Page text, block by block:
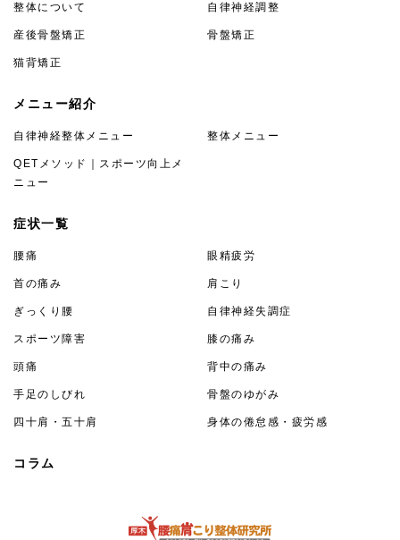
整体について 自律神経調整
産後骨盤矯正 骨盤矯正
猫背矯正
メニュー紹介
自律神経整体メニュー 整体メニュー
QETメソッド｜スポーツ向上メ
ニュー
症状一覧
腰痛 眼精疲労
首の痛み 肩こり
ぎっくり腰 自律神経失調症
スポーツ障害 膝の痛み
頭痛 背中の痛み
手足のしびれ 骨盤のゆがみ
四十肩・五十肩 身体の倦怠感・疲労感
コラム